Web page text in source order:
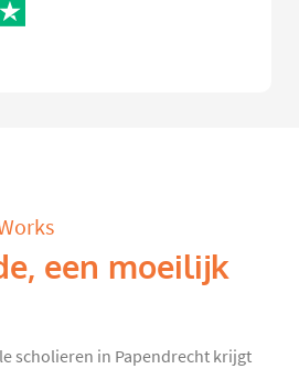
een moeilijk
scholieren in Papendrecht krijgt